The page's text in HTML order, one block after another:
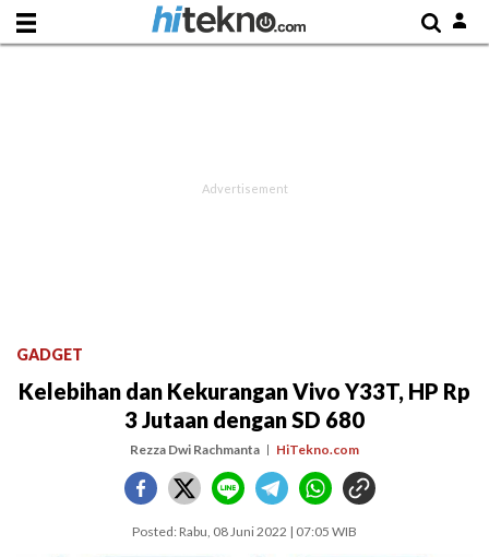
GADGET
Kelebihan dan Kekurangan Vivo Y33T, HP Rp
3 Jutaan dengan SD 680
Rezza Dwi Rachmanta HiTekno.com
Posted: Rabu, 08 Juni 2022 | 07:05 WIB